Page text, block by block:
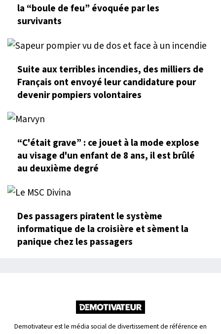
la “boule de feu” évoquée par les
survivants
Suite aux terribles incendies, des milliers de
Français ont envoyé leur candidature pour
devenir pompiers volontaires
“C'était grave” : ce jouet à la mode explose
au visage d'un enfant de 8 ans, il est brûlé
au deuxième degré
Des passagers piratent le système
informatique de la croisière et sèment la
panique chez les passagers
Demotivateur est le média social de divertissement de référence en